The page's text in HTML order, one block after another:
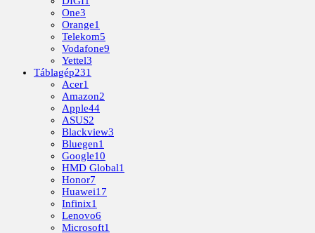
One3
Orange1
Telekom5
Vodafone9
Yettel3
Táblagép231
Acer1
Amazon2
Apple44
ASUS2
Blackview3
Bluegen1
Google10
HMD Global1
Honor7
Huawei17
Infinix1
Lenovo6
Microsoft1